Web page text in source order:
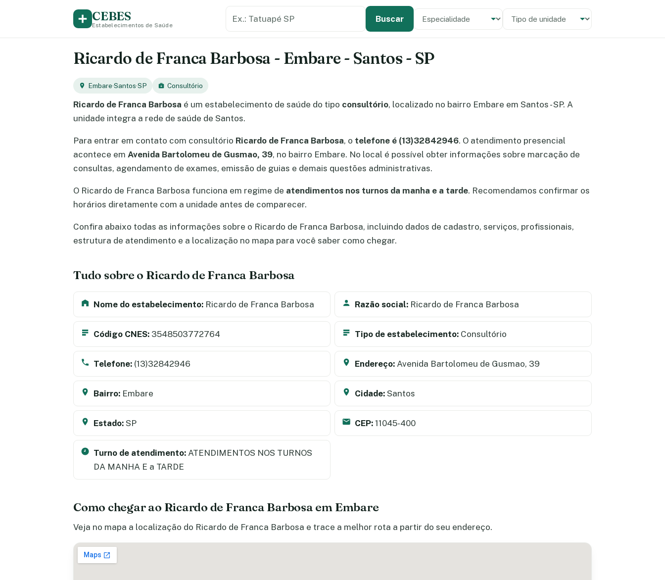
CEBES
Estabelecimentos de Saúde
Buscar Especialidade
Tipo de unidade
Ricardo de Franca Barbosa - Embare - Santos - SP
Embare·Santos·SP Consultório
Ricardo de Franca Barbosa é um estabelecimento de saúde do tipo consultório, localizado no bairro Embare em Santos - SP. A
unidade integra a rede de saúde de Santos.
Para entrar em contato com consultório Ricardo de Franca Barbosa, o telefone é (13)32842946. O atendimento presencial
acontece em Avenida Bartolomeu de Gusmao, 39, no bairro Embare. No local é possível obter informações sobre marcação de
consultas, agendamento de exames, emissão de guias e demais questões administrativas.
O Ricardo de Franca Barbosa funciona em regime de atendimentos nos turnos da manha e a tarde. Recomendamos confirmar os
horários diretamente com a unidade antes de comparecer.
Confira abaixo todas as informações sobre o Ricardo de Franca Barbosa, incluindo dados de cadastro, serviços, profissionais,
estrutura de atendimento e a localização no mapa para você saber como chegar.
Tudo sobre o Ricardo de Franca Barbosa
Nome do estabelecimento: Ricardo de Franca Barbosa Razão social: Ricardo de Franca Barbosa
Código CNES: 3548503772764 Tipo de estabelecimento: Consultório
Telefone: (13)32842946 Endereço: Avenida Bartolomeu de Gusmao, 39
Bairro: Embare Cidade: Santos
Estado: SP CEP: 11045-400
Turno de atendimento: ATENDIMENTOS NOS TURNOS
DA MANHA E a TARDE
Como chegar ao Ricardo de Franca Barbosa em Embare
Veja no mapa a localização do Ricardo de Franca Barbosa e trace a melhor rota a partir do seu endereço.